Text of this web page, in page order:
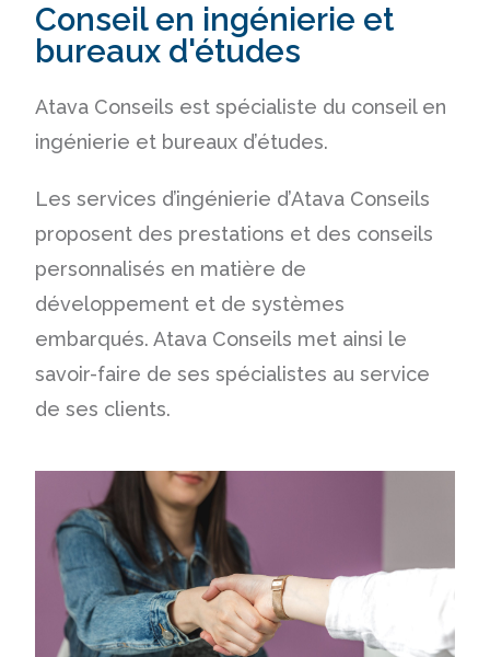
Conseil en ingénierie et
bureaux d'études
Atava Conseils est spécialiste du conseil en
ingénierie et bureaux d’études.
Les services d’ingénierie d’Atava Conseils
proposent des prestations et des conseils
personnalisés en matière de
développement et de systèmes
embarqués. Atava Conseils met ainsi le
savoir-faire de ses spécialistes au service
de ses clients.